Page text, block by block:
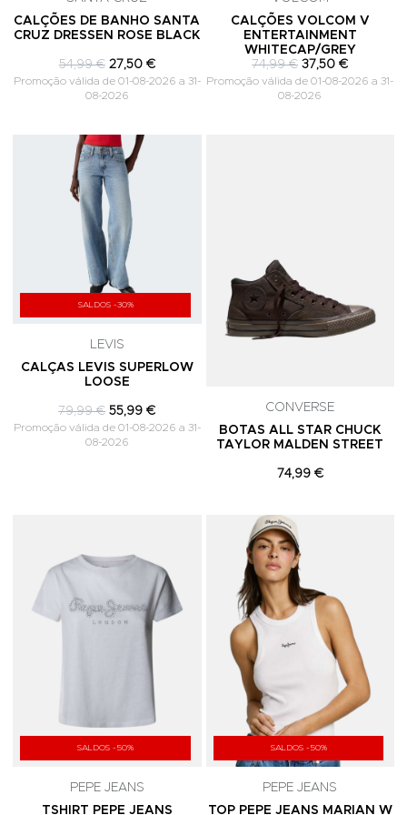
CALÇÕES DE BANHO SANTA
CRUZ DRESSEN ROSE BLACK
54,99 € 27,50 €
Promoção válida de 01-08-2026 a 31-
08-2026
CALÇÕES VOLCOM V
ENTERTAINMENT
WHITECAP/GREY
74,99 € 37,50 €
Promoção válida de 01-08-2026 a 31-
08-2026
SALDOS -30%
LEVIS
CALÇAS LEVIS SUPERLOW
LOOSE
79,99 € 55,99 €
Promoção válida de 01-08-2026 a 31-
08-2026
CONVERSE
BOTAS ALL STAR CHUCK
TAYLOR MALDEN STREET
74,99 €
SALDOS -50%
Adicionar aos Favoritos
PEPE JEANS
TSHIRT PEPE JEANS
SALDOS -50%
PEPE JEANS
TOP PEPE JEANS MARIAN W